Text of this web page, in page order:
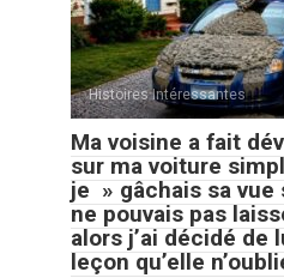
Histoires Intéressantes
Ma voisine a fait
sur ma voiture
je » gâchais sa
ne pouvais pas
alors j’ai décidé de
leçon qu’elle